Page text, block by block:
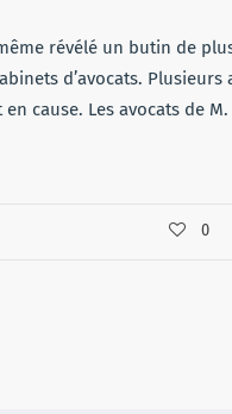
révélé un butin de
d’avocats. Plusieurs
cause. Les avocats de
0